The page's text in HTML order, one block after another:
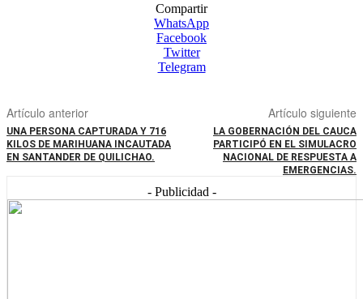
Compartir
WhatsApp
Facebook
Twitter
Telegram
Artículo anterior
UNA PERSONA CAPTURADA Y 716
KILOS DE MARIHUANA INCAUTADA
EN SANTANDER DE QUILICHAO.
Artículo siguiente
LA GOBERNACIÓN DEL CAUCA
PARTICIPÓ EN EL SIMULACRO
NACIONAL DE RESPUESTA A
EMERGENCIAS.
- Publicidad -